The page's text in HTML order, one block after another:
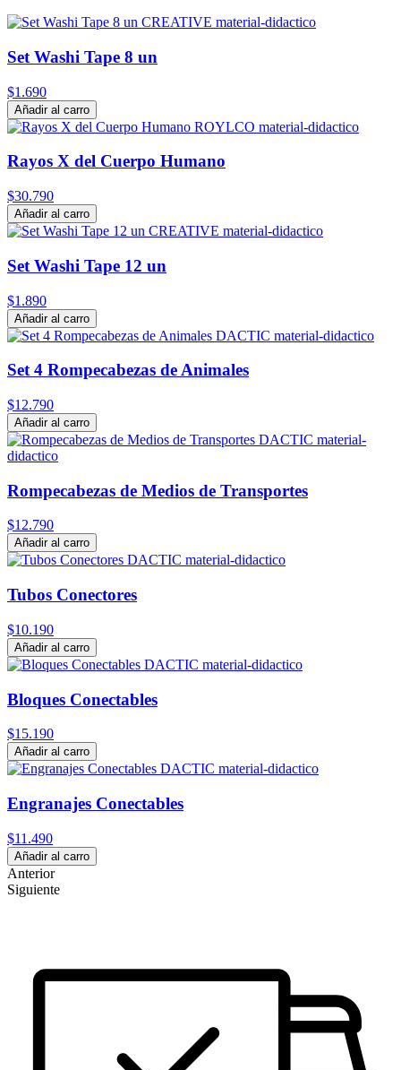
Set Washi Tape 8 un
$1.690
Añadir al carro
Rayos X del Cuerpo Humano
$30.790
Añadir al carro
Set Washi Tape 12 un
$1.890
Añadir al carro
Set 4 Rompecabezas de Animales
$12.790
Añadir al carro
Rompecabezas de Medios de Transportes
$12.790
Añadir al carro
Tubos Conectores
$10.190
Añadir al carro
Bloques Conectables
$15.190
Añadir al carro
Engranajes Conectables
$11.490
Añadir al carro
Anterior
Siguiente